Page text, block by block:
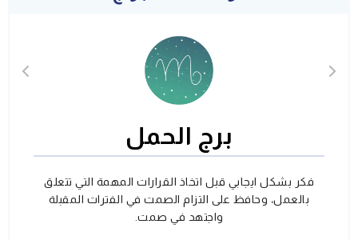
برج الحمل
فكر بشكل ايجابي قبل اتخاذ القرارات المهمة التي تتعلق
بالعمل، وحافظ على التزام الصمت في الفترات المقبلة
واجتهد في صمت.